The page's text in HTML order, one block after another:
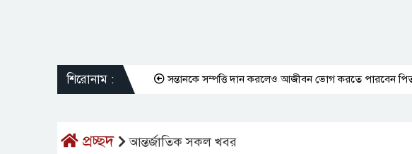
শিরোনাম : সন্তানকে সম্পত্তি দান করলেও আজীবন ভোগ করতে পারবেন পিতা-মাতা
প্রচ্ছদ আন্তর্জাতিক সকল খবর